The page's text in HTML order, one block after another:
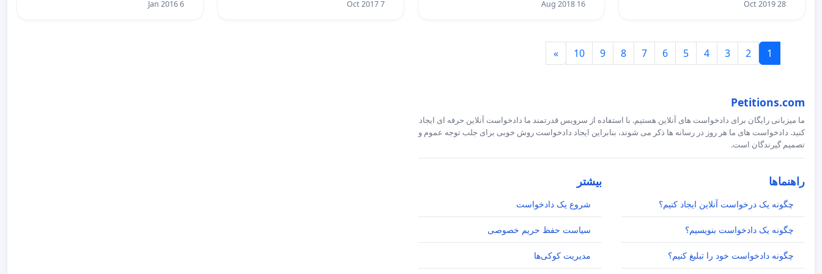
28 Oct 2019
16 Aug 2018
7 Oct 2017
6 Jan 2016
1
2
3
4
5
6
7
8
9
10
»
Petitions.com
ما میزبانی رایگان برای دادخواست های آنلاین هستیم. با استفاده از سرویس قدرتمند ما دادخواست آنلاین حرفه ای ایجاد
کنید. دادخواست های ما هر روز در رسانه ها ذکر می شوند، بنابراین ایجاد دادخواست روش خوبی برای جلب توجه عموم و
تصمیم گیرندگان است.
راهنماها
چگونه یک درخواست آنلاین ایجاد کنیم؟
چگونه یک دادخواست بنویسیم؟
چگونه دادخواست خود را تبلیغ کنیم؟
بیشتر
شروع یک دادخواست
سیاست حفظ حریم خصوصی
مدیریت کوکی‌ها